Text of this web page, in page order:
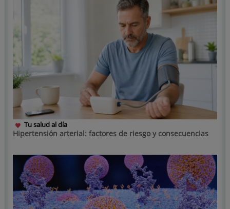
Tu salud al día
Hipertensión arterial: factores de riesgo y consecuencias